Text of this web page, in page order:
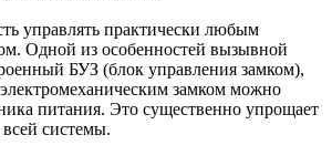
управлять практически любым
Одной из особенностей вызывной
БУЗ (блок управления замком),
замком можно
питания. Это существенно упрощает
системы.